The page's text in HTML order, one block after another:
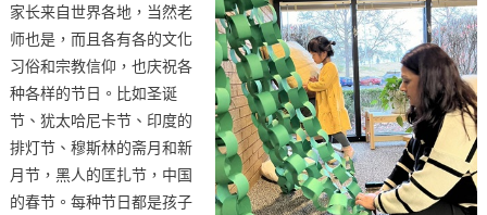
校
的
节
日
圣
诞
树〉
中
家长来自世界各地，当然老
师也是，而且各有各的文化
习俗和宗教信仰，也庆祝各
种各样的节日。比如圣诞
节、犹太哈尼卡节、印度的
排灯节、穆斯林的斋月和新
月节，黑人的匡扎节，中国
的春节。每种节日都是孩子